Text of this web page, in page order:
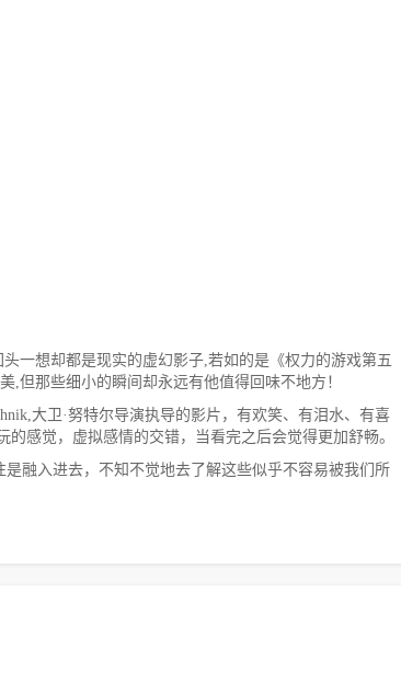
一想却都是现实的虚幻影子,若如的是《权力的游戏第五
,但那些细小的瞬间却永远有他值得回味不地方！
大卫·努特尔导演执导的影片，有欢笑、有泪水、有喜
感觉，虚拟感情的交错，当看完之后会觉得更加舒畅。
融入进去，不知不觉地去了解这些似乎不容易被我们所